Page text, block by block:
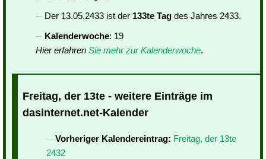
Der 13.05.2433 ist der 133te Tag des Jahres 2433.
Kalenderwoche: 19
Hier erfahren Sie mehr zur Kalenderwoche.
Freitag, der 13te - weitere Einträge im
dasinternet.net-Kalender
Vorheriger Kalendereintrag: Freitag, der 13te
2432